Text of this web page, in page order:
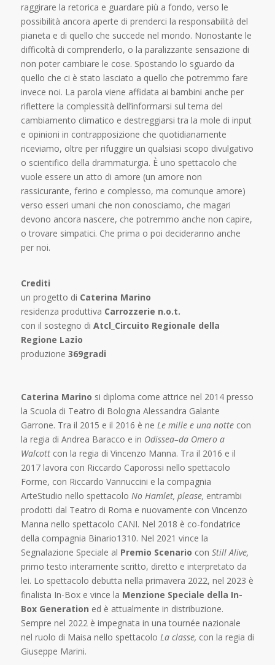
raggirare la retorica e guardare più a fondo, verso le
possibilità ancora aperte di prenderci la responsabilità del
pianeta e di quello che succede nel mondo. Nonostante le
difficoltà di comprenderlo, o la paralizzante sensazione di
non poter cambiare le cose. Spostando lo sguardo da
quello che ci è stato lasciato a quello che potremmo fare
invece noi. La parola viene affidata ai bambini anche per
riflettere la complessità dell’informarsi sul tema del
cambiamento climatico e destreggiarsi tra la mole di input
e opinioni in contrapposizione che quotidianamente
riceviamo, oltre per rifuggire un qualsiasi scopo divulgativo
o scientifico della drammaturgia. È uno spettacolo che
vuole essere un atto di amore (un amore non
rassicurante, ferino e complesso, ma comunque amore)
verso esseri umani che non conosciamo, che magari
devono ancora nascere, che potremmo anche non capire,
o trovare simpatici. Che prima o poi decideranno anche
per noi.
Crediti
un progetto di Caterina Marino
residenza produttiva Carrozzerie n.o.t.
con il sostegno di Atcl_Circuito Regionale della
Regione Lazio
produzione 369gradi
Caterina Marino si diploma come attrice nel 2014 presso
la Scuola di Teatro di Bologna Alessandra Galante
Garrone. Tra il 2015 e il 2016 è ne Le mille e una nottecon
la regia di Andrea Baracco e in Odissea–da Omero a
Walcottcon la regia di Vincenzo Manna. Tra il 2016 e il
2017 lavora con Riccardo Caporossi nello spettacolo
Forme, con Riccardo Vannuccini e la compagnia
ArteStudio nello spettacolo No Hamlet, please, entrambi
prodotti dal Teatro di Roma e nuovamente con Vincenzo
Manna nello spettacolo CANI. Nel 2018 è co-fondatrice
della compagnia Binario1310. Nel 2021 vince la
Segnalazione Speciale al Premio Scenario con Still Alive,
primo testo interamente scritto, diretto e interpretato da
lei. Lo spettacolo debutta nella primavera 2022, nel 2023 è
finalista In-Box e vince la Menzione Speciale della In-
Box Generation ed è attualmente in distribuzione.
Sempre nel 2022 è impegnata in una tournée nazionale
nel ruolo di Maisa nello spettacolo La classe, con la regia di
Giuseppe Marini.